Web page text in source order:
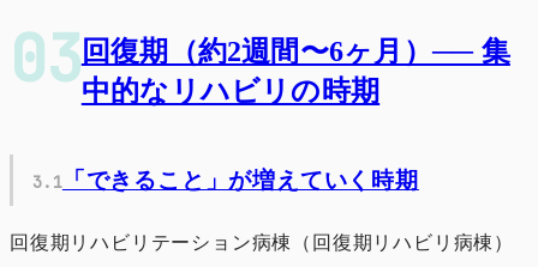
回復期（約2週間〜6ヶ月）── 集
中的なリハビリの時期
「できること」が増えていく時期
回復期リハビリテーション病棟（回復期リハビリ病棟）